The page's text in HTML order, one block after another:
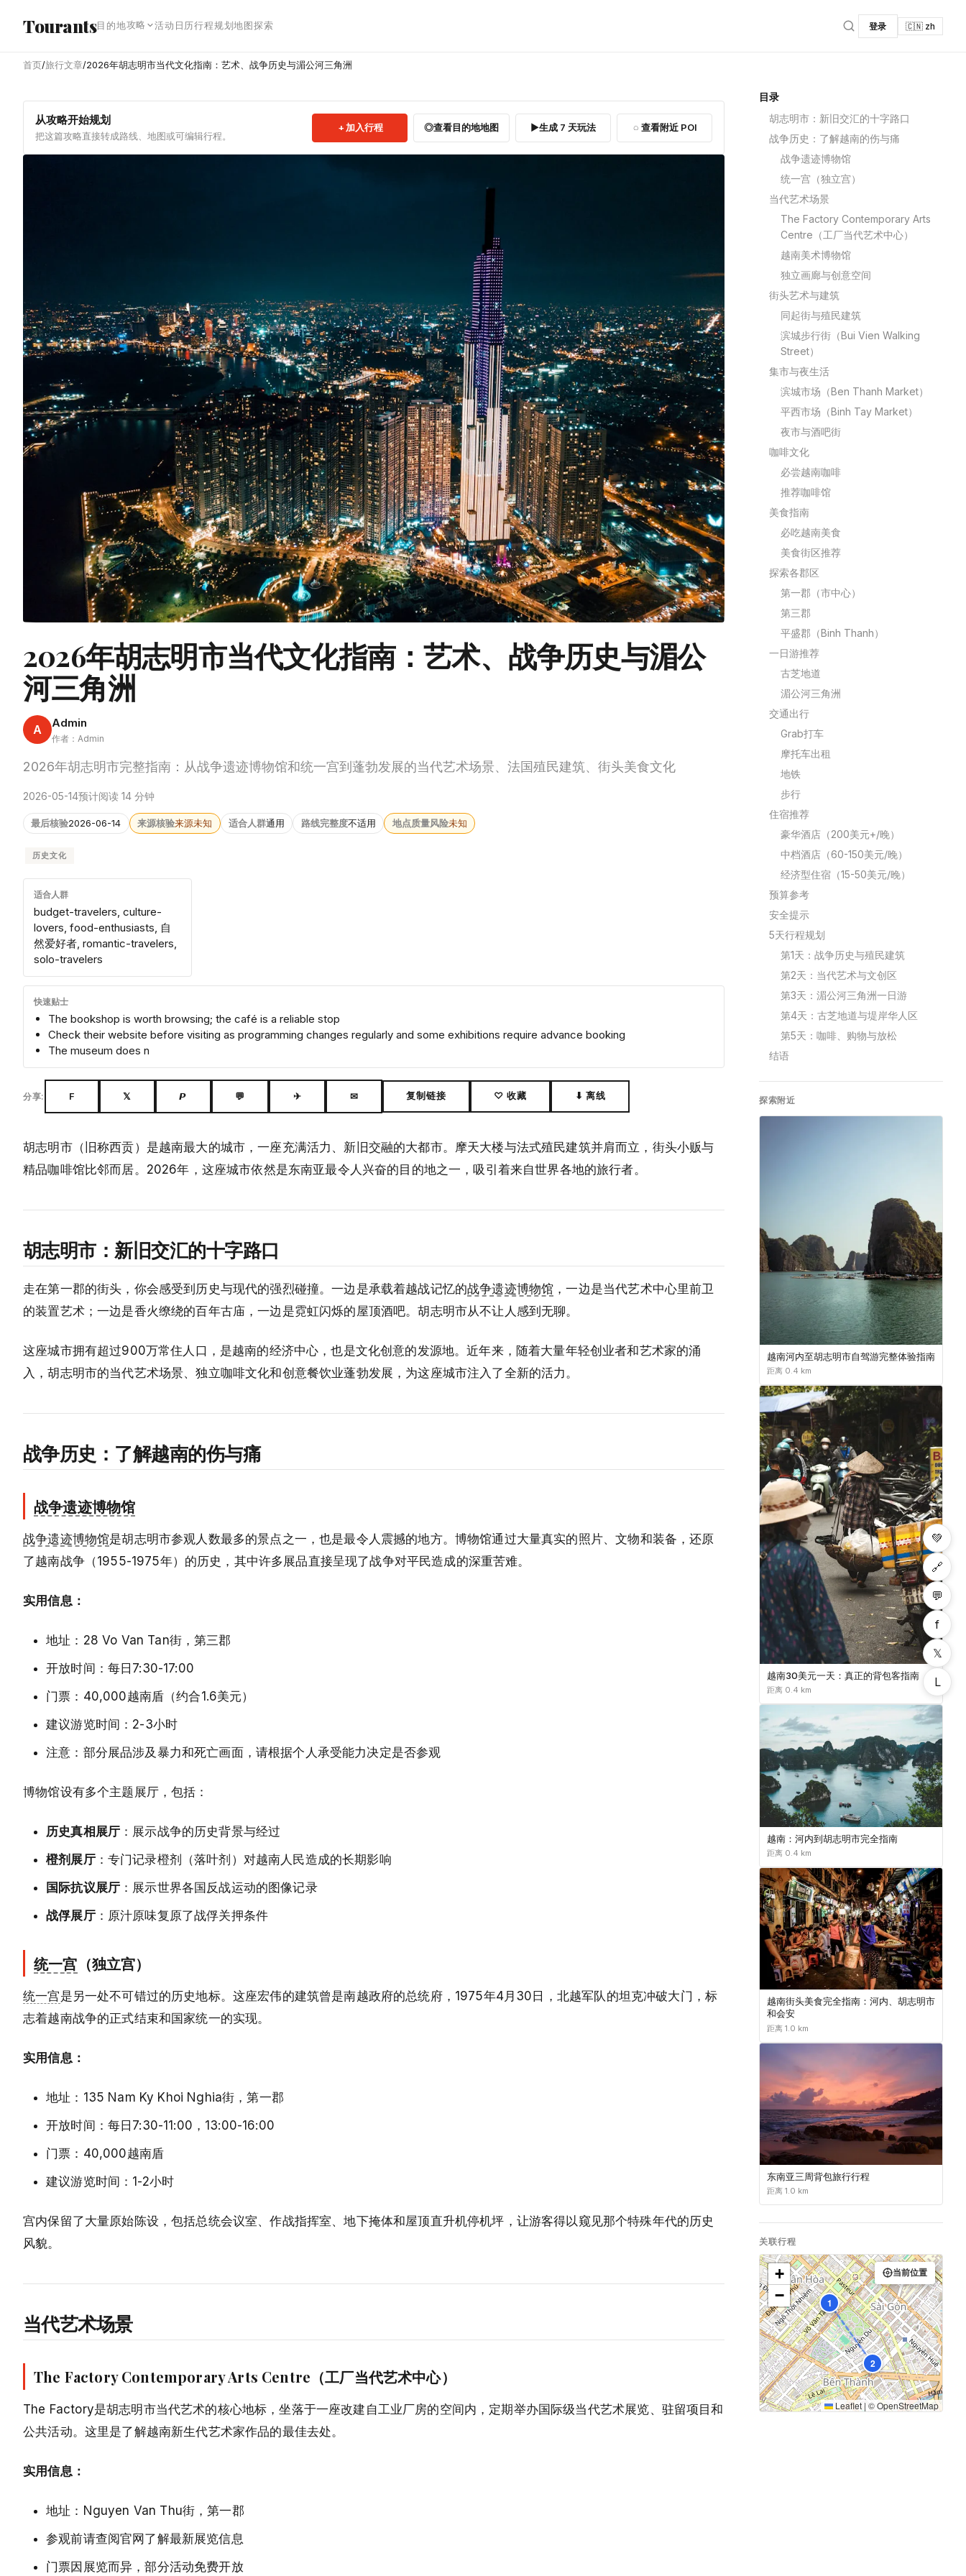
Tourants目的地攻略 活动日历行程规划地图探索 登录 🇨🇳 zh
首页/旅行文章/2026年胡志明市当代文化指南：艺术、战争历史与湄公河三角洲
从攻略开始规划
把这篇攻略直接转成路线、地图或可编辑行程。
加入行程 查看目的地地图 生成 7 天玩法 查看附近 POI
2026年胡志明市当代文化指南：艺术、战争历史与湄公
河三角洲
A Admin
作者：Admin
2026年胡志明市完整指南：从战争遗迹博物馆和统一宫到蓬勃发展的当代艺术场景、法国殖民建筑、街头美食文化
2026-05-14预计阅读 14 分钟
最后核验2026-06-14 来源核验来源未知 适合人群通用 路线完整度不适用 地点质量风险未知
历史文化
适合人群
budget-travelers, culture-
lovers, food-enthusiasts, 自
然爱好者, romantic-travelers,
solo-travelers
快速贴士
The bookshop is worth browsing; the café is a reliable stop
Check their website before visiting as programming changes regularly and some exhibitions require advance booking
The museum does n
分享: F 𝕏 𝙋 💬 ✈ ✉ 复制链接 ♡ 收藏 ⬇ 离线
胡志明市（旧称西贡）是越南最大的城市，一座充满活力、新旧交融的大都市。摩天大楼与法式殖民建筑并肩而立，街头小贩与
精品咖啡馆比邻而居。2026年，这座城市依然是东南亚最令人兴奋的目的地之一，吸引着来自世界各地的旅行者。
胡志明市：新旧交汇的十字路口
走在第一郡的街头，你会感受到历史与现代的强烈碰撞。一边是承载着越战记忆的战争遗迹博物馆 ，一边是当代艺术中心里前卫
的装置艺术；一边是香火缭绕的百年古庙，一边是霓虹闪烁的屋顶酒吧。胡志明市从不让人感到无聊。
这座城市拥有超过900万常住人口，是越南的经济中心，也是文化创意的发源地。近年来，随着大量年轻创业者和艺术家的涌
入，胡志明市的当代艺术场景、独立咖啡文化和创意餐饮业蓬勃发展，为这座城市注入了全新的活力。
战争历史：了解越南的伤与痛
战争遗迹博物馆
战争遗迹博物馆是胡志明市参观人数最多的景点之一，也是最令人震撼的地方。博物馆通过大量真实的照片、文物和装备，还原
了越南战争（1955-1975年）的历史，其中许多展品直接呈现了战争对平民造成的深重苦难。
实用信息：
地址：28 Vo Van Tan街，第三郡
开放时间：每日7:30-17:00
门票：40,000越南盾（约合1.6美元）
建议游览时间：2-3小时
注意：部分展品涉及暴力和死亡画面，请根据个人承受能力决定是否参观
博物馆设有多个主题展厅，包括：
历史真相展厅 ：展示战争的历史背景与经过
橙剂展厅：专门记录橙剂（落叶剂）对越南人民造成的长期影响
国际抗议展厅 ：展示世界各国反战运动的图像记录
战俘展厅：原汁原味复原了战俘关押条件
统一宫 （独立宫）
统一宫是另一处不可错过的历史地标。这座宏伟的建筑曾是南越政府的总统府，1975年4月30日，北越军队的坦克冲破大门，标
志着越南战争的正式结束和国家统一的实现。
实用信息：
地址：135 Nam Ky Khoi Nghia街，第一郡
开放时间：每日7:30-11:00，13:00-16:00
门票：40,000越南盾
建议游览时间：1-2小时
宫内保留了大量原始陈设，包括总统会议室、作战指挥室、地下掩体和屋顶直升机停机坪，让游客得以窥见那个特殊年代的历史
风貌。
当代艺术场景
The Factory Contemporary Arts Centre（工厂当代艺术中心）
The Factory是胡志明市当代艺术的核心地标，坐落于一座改建自工业厂房的空间内，定期举办国际级当代艺术展览、驻留项目和
公共活动。这里是了解越南新生代艺术家作品的最佳去处。
实用信息：
地址：Nguyen Van Thu街，第一郡
参观前请查阅官网了解最新展览信息
门票因展览而异，部分活动免费开放
目录
胡志明市：新旧交汇的十字路口
战争历史：了解越南的伤与痛
战争遗迹博物馆
统一宫（独立宫）
当代艺术场景
The Factory Contemporary Arts
Centre（工厂当代艺术中心）
越南美术博物馆
独立画廊与创意空间
街头艺术与建筑
同起街与殖民建筑
滨城步行街（Bui Vien Walking
Street）
集市与夜生活
滨城市场（Ben Thanh Market）
平西市场（Binh Tay Market）
夜市与酒吧街
咖啡文化
必尝越南咖啡
推荐咖啡馆
美食指南
必吃越南美食
美食街区推荐
探索各郡区
第一郡（市中心）
第三郡
平盛郡（Binh Thanh）
一日游推荐
古芝地道
湄公河三角洲
交通出行
Grab打车
摩托车出租
地铁
步行
住宿推荐
豪华酒店（200美元+/晚）
中档酒店（60-150美元/晚）
经济型住宿（15-50美元/晚）
预算参考
安全提示
5天行程规划
第1天：战争历史与殖民建筑
第2天：当代艺术与文创区
第3天：湄公河三角洲一日游
第4天：古芝地道与堤岸华人区
第5天：咖啡、购物与放松
结语
探索附近
越南河内至胡志明市自驾游完整体验指南
距离 0.4 km
越南30美元一天：真正的背包客指南
距离 0.4 km
越南：河内到胡志明市完全指南
距离 0.4 km
越南街头美食完全指南：河内、胡志明市
和会安
距离 1.0 km
东南亚三周背包旅行行程
距离 1.0 km
关联行程
1
2
+
−
当前位置
Leaflet | ©OpenStreetMap
💚
🔗
💬
f
𝕏
L